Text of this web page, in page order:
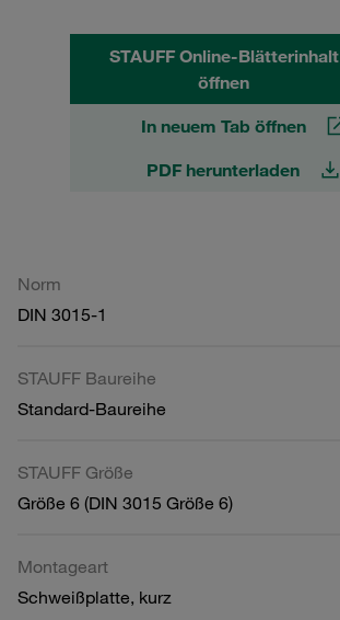
STAUFF Online-Blätterinhalt
öffnen
In neuem Tab öffnen
PDF herunterladen
Norm
DIN 3015-1
STAUFF Baureihe
Standard-Baureihe
STAUFF Größe
Größe 6 (DIN 3015 Größe 6)
Montageart
Schweißplatte, kurz